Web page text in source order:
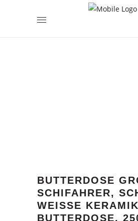
BUTTERDOSE
CHIFAHRER, SCHI,
EISSE KERAMIK-
TTERDOSE, 250